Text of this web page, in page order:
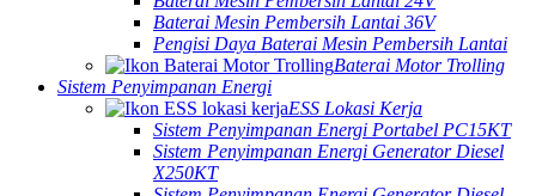
Baterai Mesin Pembersih Lantai 36V
Pengisi Daya Baterai Mesin Pembersih Lantai
Baterai Motor Trolling
Sistem Penyimpanan Energi
ESS Lokasi Kerja
Sistem Penyimpanan Energi Portabel PC15KT
Sistem Penyimpanan Energi Generator Diesel
X250KT